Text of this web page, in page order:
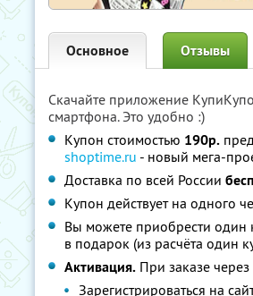
Основное Отзывы
Скачайте приложение
смартфона. Это удобно :)
Купон стоимостью 190р.
shoptime.ru - новый мега-
Доставка по всей России
Купон действует на одного
Вы можете приобрести один
в подарок (из расчёта один
Активация. При заказе
Зарегистрироваться на